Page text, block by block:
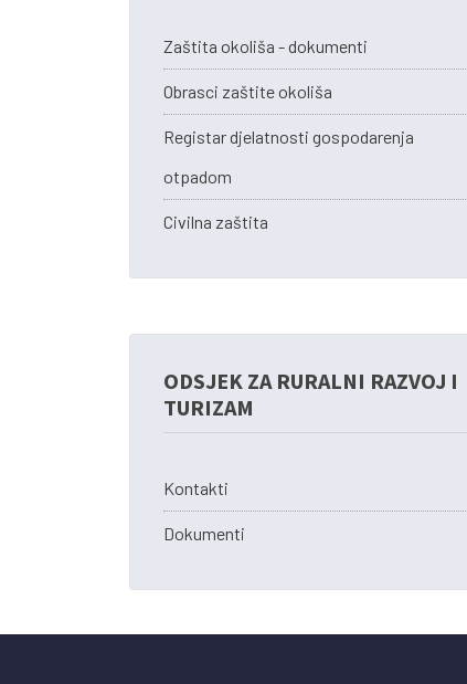
Zaštita okoliša - dokumenti
Obrasci zaštite okoliša
Registar djelatnosti gospodarenja
otpadom
Civilna zaštita
ODSJEK ZA RURALNI RAZVOJ I
TURIZAM
Kontakti
Dokumenti